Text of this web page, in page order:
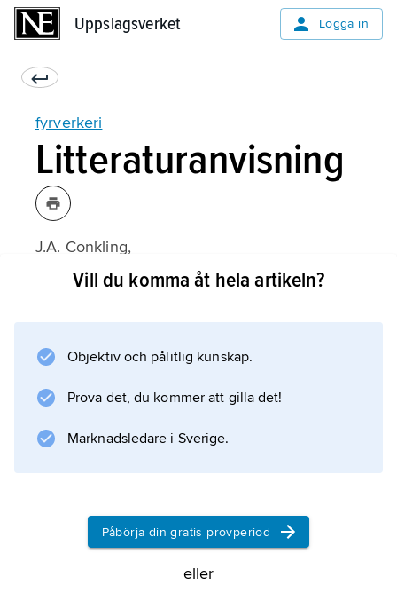
Uppslagsverket Logga in
fyrverkeri
Litteraturanvisning
J.A. Conkling,
Chemistry of Pyrotechnics
Vill du komma åt hela artikeln?
Objektiv och pålitlig kunskap.
Prova det, du kommer att gilla det!
Marknadsledare i Sverige.
Påbörja din gratis provperiod
eller